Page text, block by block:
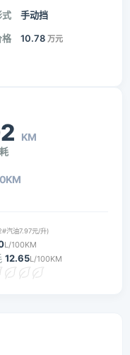
式 手动挡
格 10.78 万元
KM
汽油7.97元/升)
L/100KM
12.65L/100KM